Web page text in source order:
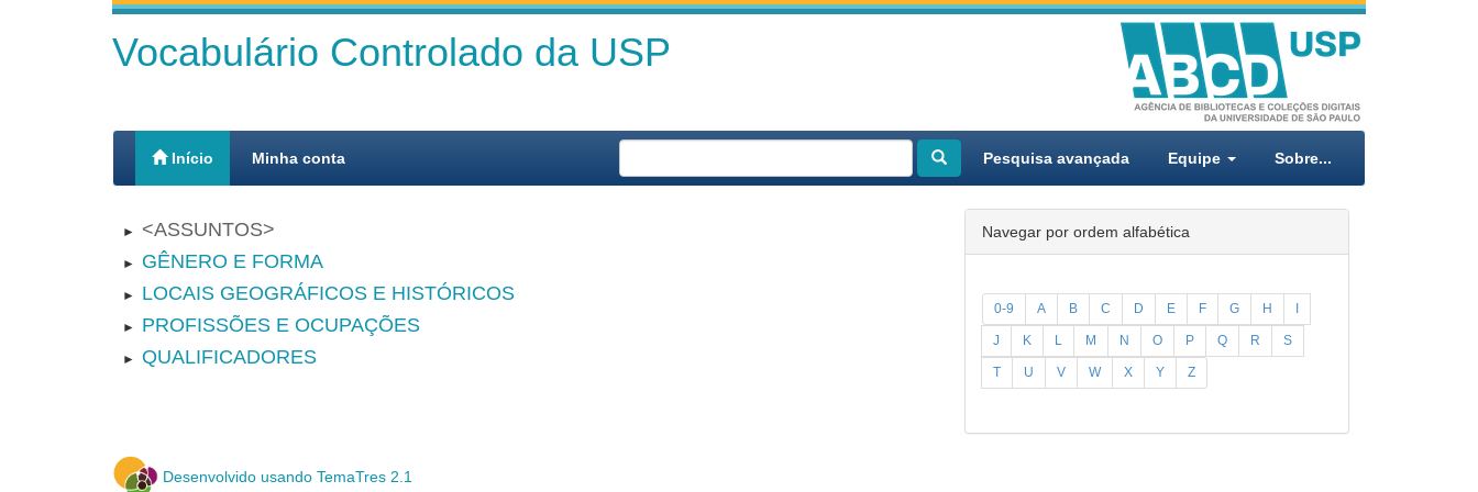
Vocabulário Controlado da USP
Início Minha conta Pesquisa avançada Equipe Sobre...
► ASSUNTOS
► GÊNERO E FORMA
► LOCAIS GEOGRÁFICOS E HISTÓRICOS
► PROFISSÕES E OCUPAÇÕES
► QUALIFICADORES
Navegar por ordem alfabética
0-9 A B C D E F G H I
J K L M N O P Q R S
T U V W X Y Z
Desenvolvido usando TemaTres 2.1